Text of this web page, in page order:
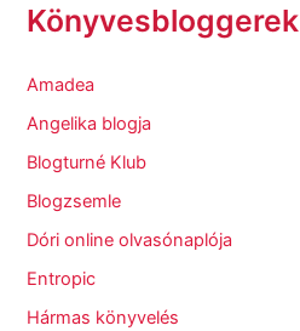
Könyvesbloggerek
Amadea
Angelika blogja
Blogturné Klub
Blogzsemle
Dóri online olvasónaplója
Entropic
Hármas könyvelés